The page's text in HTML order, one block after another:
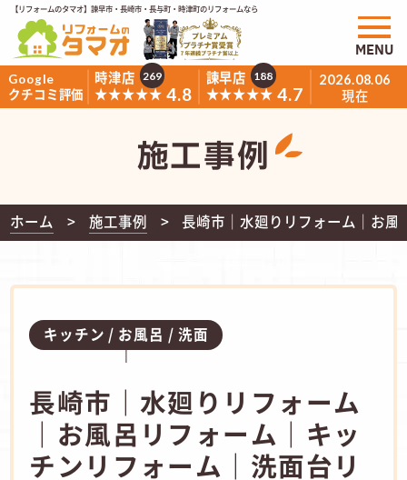
【リフォームのタマオ】諫早市・長崎市・長与町・時津町のリフォームなら
Google
クチコミ評価
時津店
★★★★★ 4.8
269
諫早店
★★★★★ 4.7
188 2026.08.06
現在
MENU
施工事例
ホーム 施工事例 長崎市｜水廻りリフォーム｜お
キッチン お風呂 洗面
長崎市｜水廻りリフォーム
｜お風呂リフォーム｜キッ
チンリフォーム｜洗面台リ